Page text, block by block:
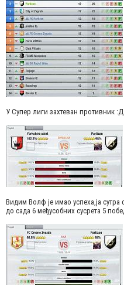
У Супер лиги захтеван противник :Д
Видим Волф је имао успеха,ја сутра
до сада 6 међусобних сусрета 5